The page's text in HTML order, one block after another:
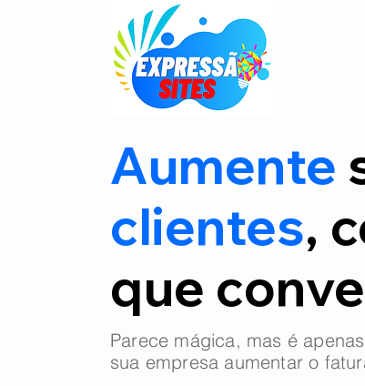
Aumente
clientes,
que
Parece mágica, mas é
sua empresa aumentar o